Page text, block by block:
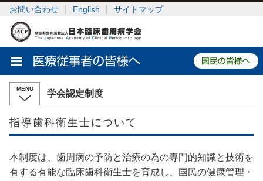
お問い合わせ English サイトマップ
学会認定制度
指導歯科衛生士について
本制度は、歯周病の予防と治療の為の専門的知識と技術を
有する有能な臨床歯科衛生士を育成し、国民の健康管理・